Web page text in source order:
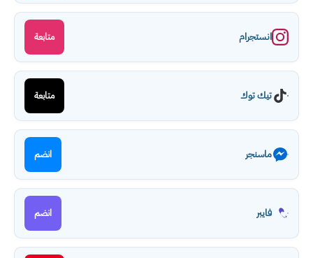
انستجرام متابعة
تيك توك متابعة
ماسنجر انضم
فايبر انضم